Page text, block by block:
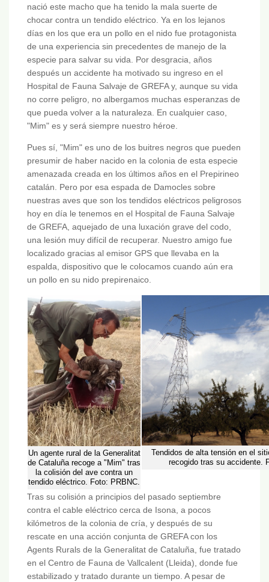
nació este macho que ha tenido la mala suerte de
chocar contra un tendido eléctrico. Ya en los lejanos
días en los que era un pollo en el nido fue protagonista
de una experiencia sin precedentes de manejo de la
especie para salvar su vida. Por desgracia, años
después un accidente ha motivado su ingreso en el
Hospital de Fauna Salvaje de GREFA y, aunque su vida
no corre peligro, no albergamos muchas esperanzas de
que pueda volver a la naturaleza. En cualquier caso,
"Mim" es y será siempre nuestro héroe.
Pues sí, "Mim" es uno de los buitres negros que pueden
presumir de haber nacido en la colonia de esta especie
amenazada creada en los últimos años en el Prepirineo
catalán. Pero por esa espada de Damocles sobre
nuestras aves que son los tendidos eléctricos peligrosos
hoy en día le tenemos en el Hospital de Fauna Salvaje
de GREFA, aquejado de una luxación grave del codo,
una lesión muy difícil de recuperar. Nuestro amigo fue
localizado gracias al emisor GPS que llevaba en la
espalda, dispositivo que le colocamos cuando aún era
un pollo en su nido prepirenaico.
Un agente rural de la Generalitat
de Cataluña recoge a "Mim" tras
la colisión del ave contra un
tendido eléctrico. Foto: PRBNC.
Tendidos de alta tensión en el
recogido tras su accidente.
Tras su colisión a principios del pasado septiembre
contra el cable eléctrico cerca de Isona, a pocos
kilómetros de la colonia de cría, y después de su
rescate en una acción conjunta de GREFA con los
Agents Rurals de la Generalitat de Cataluña, fue tratado
en el Centro de Fauna de Vallcalent (Lleida), donde fue
estabilizado y tratado durante un tiempo. A pesar de